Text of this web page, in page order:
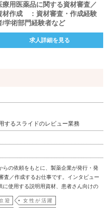
療用医薬品に関する資材審査／
材作成 ：資材審査・作成経験
/学術部門経験者など
求人詳細を見る
するスライドのレビュー業務
らの依頼をもとに、製薬企業が発行・発
査／作成するお仕事です。インタビュー
に使用する説明用資材、患者さん向けの
要領や製薬協コード・オブ・プラクテ
資材の審査／作成を行います。※インタ
迎 女性が活躍